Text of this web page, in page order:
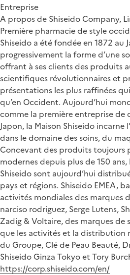
Entreprise
A propos de Shiseido Company,
Première pharmacie de style
Shiseido a été fondée en 1872 au
progressivement la forme d’une
offrant à ses clients des produits
scientifiques révolutionnaires et
présentations les plus raffinées
qu’en Occident. Aujourd’hui
comme la première entreprise de
Japon, la Maison Shiseido incarne
dans le domaine des soins, du
Concevant des produits toujours
modernes depuis plus de 150
Shiseido sont aujourd’hui
pays et régions. Shiseido EMEA,
activités mondiales des marques
narciso rodriguez, Serge Lutens,
Zadig & Voltaire, des marques de
que les activités et la distribution
du Groupe, Clé de Peau Beauté,
Shiseido Ginza Tokyo et Tory
https://corp.shiseido.com/en/